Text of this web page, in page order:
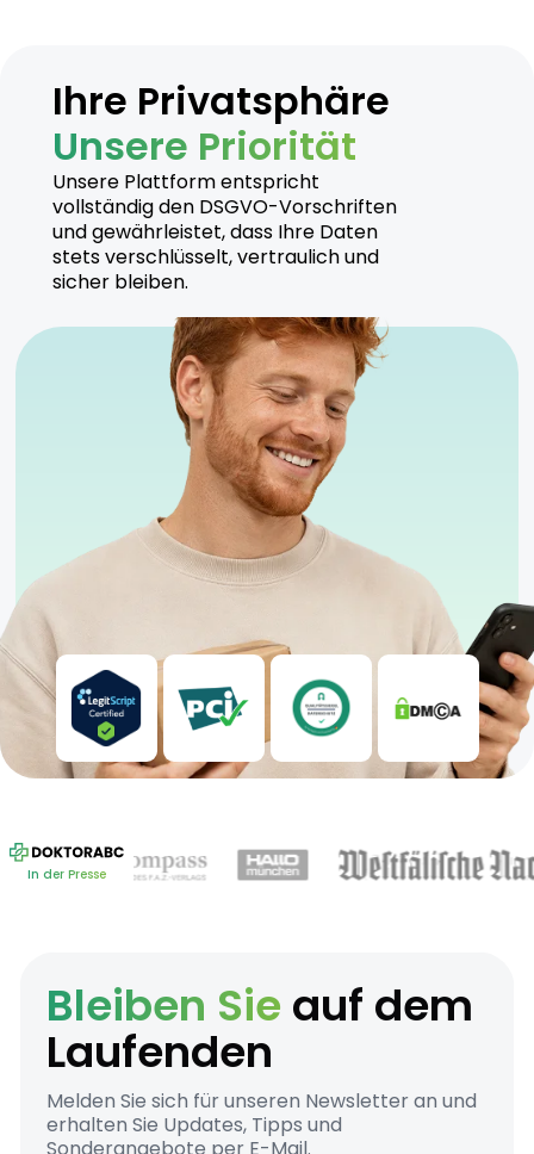
Ihre Privatsphäre
Unsere Priorität
Unsere Plattform entspricht
vollständig den DSGVO-Vorschriften
und gewährleistet, dass Ihre Daten
stets verschlüsselt, vertraulich und
sicher bleiben.
In der Presse
Bleiben Sie auf dem
Laufenden
Melden Sie sich für unseren Newsletter an und
erhalten Sie Updates, Tipps und